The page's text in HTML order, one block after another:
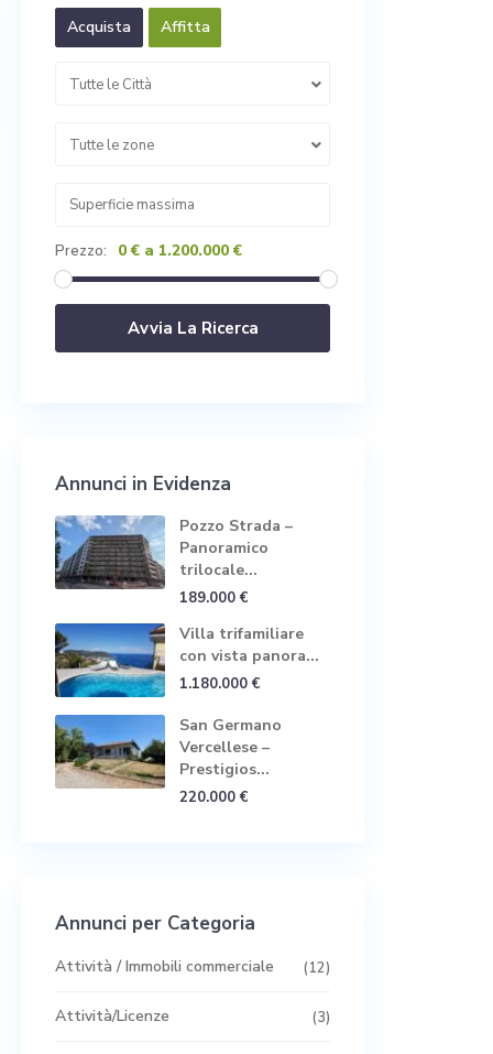
Acquista Affitta
Tutte le Città
Tutte le zone
Prezzo: 0 € a 1.200.000 €
Annunci in Evidenza
Pozzo Strada –
Panoramico
trilocale...
189.000 €
Villa trifamiliare
con vista panora...
1.180.000 €
San Germano
Vercellese –
Prestigios...
220.000 €
Annunci per Categoria
Attività / Immobili commerciale (12)
Attività/Licenze (3)